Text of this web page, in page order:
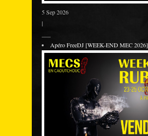
5 Sep 2026
|
Apéro FreeDJ [WEEK-END MEC 2026]